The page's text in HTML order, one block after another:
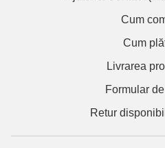
Cum
Cum
Livrarea
Formular
Retur